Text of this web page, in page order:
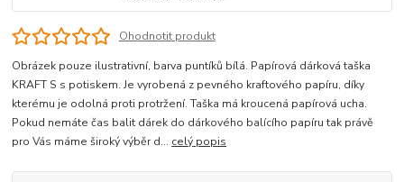
Ohodnotit produkt
Obrázek pouze ilustrativní, barva puntíků bílá. Papírová dárková taška
KRAFT S s potiskem. Je vyrobená z pevného kraftového papíru, díky
kterému je odolná proti protržení. Taška má kroucená papírová ucha.
Pokud nemáte čas balit dárek do dárkového balícího papíru tak právě
pro Vás máme široký výběr d... celý popis